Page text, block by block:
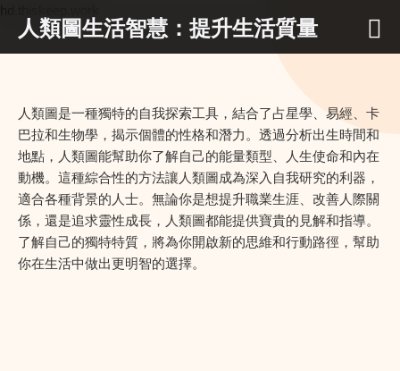
人類圖生活智慧：提升生活質量
人類圖是一種獨特的自我探索工具，結合了占星學、易經、卡
巴拉和生物學，揭示個體的性格和潛力。透過分析出生時間和
地點，人類圖能幫助你了解自己的能量類型、人生使命和內在
動機。這種綜合性的方法讓人類圖成為深入自我研究的利器，
適合各種背景的人士。無論你是想提升職業生涯、改善人際關
係，還是追求靈性成長，人類圖都能提供寶貴的見解和指導。
了解自己的獨特特質，將為你開啟新的思維和行動路徑，幫助
你在生活中做出更明智的選擇。